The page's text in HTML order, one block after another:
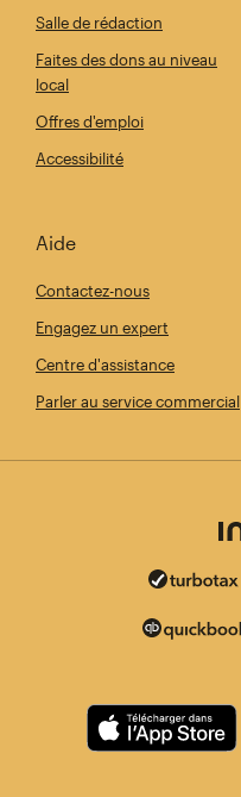
Salle de rédaction
Faites des dons au niveau
local
Offres d'emploi
Accessibilité
Aide
Contactez-nous
Engagez un expert
Centre d'assistance
Parler au service commercial